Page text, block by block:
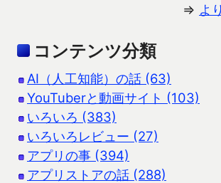
⇒ よ
コンテンツ分類
AI（人工知能）の話 (63)
YouTuberと動画サイト (103)
いろいろ (383)
いろいろレビュー (27)
アプリの事 (394)
アプリストアの話 (288)